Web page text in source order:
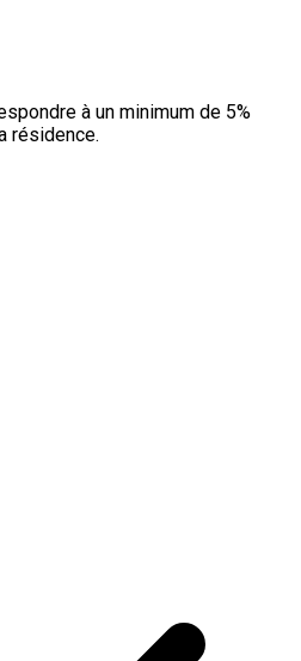
à un minimum de 5%
résidence.